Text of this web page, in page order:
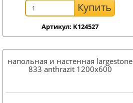
Купить
Артикул: K124527
напольная и настенная largestone
833 anthrazit 1200x600